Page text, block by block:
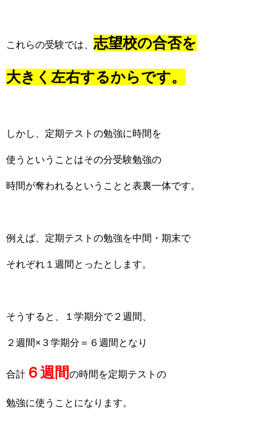
これらの受験では、 志望校の合否を
大きく左右するからです。
しかし、定期テストの勉強に時間を
使うということはその分受験勉強の
時間が奪われるということと表裏一体です。
例えば、定期テストの勉強を中間・期末で
それぞれ１週間とったとします。
そうすると、１学期分で２週間、
２週間×３学期分＝６週間となり
合計 ６週間の時間を定期テストの
勉強に使うことになります。